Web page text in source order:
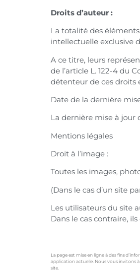
Droits d’auteur :
La totalité des
intellectuelle exclusive
A ce titre, leurs
de l’article L. 122-4 du
détenteur de ces droits
Date de la dernière
La dernière mise à jour
Mentions légales
Droit à l’image :
Toutes les images,
(Dans le cas d’un site
Les utilisateurs du site
Dans le cas contraire,
La page est mise en ligne à des fins
application actuelle. Nous vous
site.